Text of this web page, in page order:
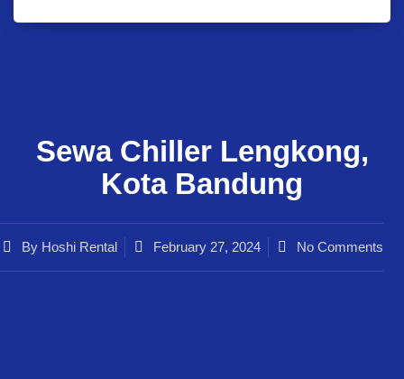
Sewa Chiller Lengkong,
Kota Bandung
By Hoshi Rental February 27, 2024 No Comments